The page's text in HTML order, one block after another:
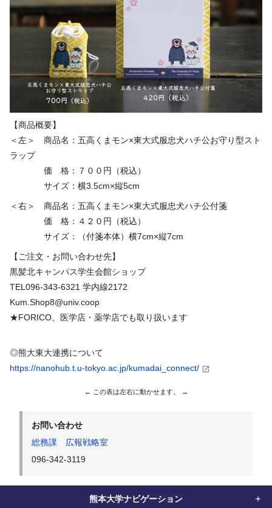
【商品概要】
＜左＞ 商品名：五高くまモン×東大式服忠犬ハチ公お守り型スト
ラップ
価 格：７００円（税込）
サイズ：横3.5cm×縦5cm
＜右＞ 商品名：五高くまモン×東大式服忠犬ハチ公付箋
価 格：４２０円（税込）
サイズ：（付箋本体）横7cm×縦7cm
【ご注文・お問い合わせ先】
黒髪北キャンパス学生会館ショップ
TEL096-343-6321 学内線2172
Kum.Shop8@univ.coop
★FORICO、医学店・薬学店でも取り扱います
◎熊大東大連携について
https://nanohub.t.u-tokyo.ac.jp/kumadai_connect/
お問い合わせ
総務課 広報戦略室
096-342-3119
熊本大学ナビゲーション